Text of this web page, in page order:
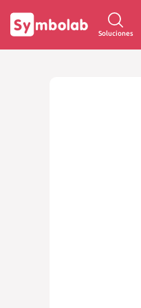
Soluciones